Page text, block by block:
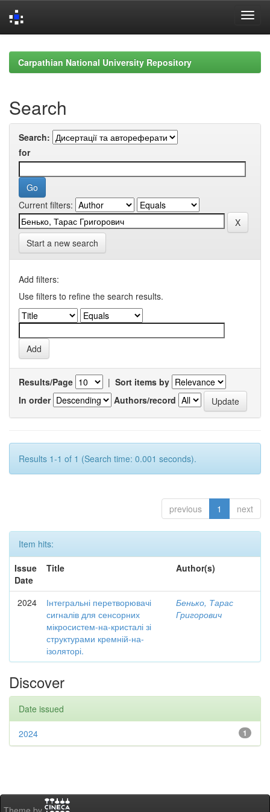
navigationCarpathian National University Repository
Search
Search:
for
Current filters:
Start a new search
Add filters:
Use filters to refine the search results.
Results/Page | Sort items by
In order
Authors/record
Results 1-1 of 1 (Search time: 0.001 seconds).
previous 1 next
Item hits:
Issue
Date
Title Author(s)
2024
Інтегральні перетворювачі
сигналів для сенсорних
мікросистем-на-кристалі зі
структурами кремній-на-
ізоляторі.
Бенько, Тарас
Григорович
Discover
Date issued
1
2024